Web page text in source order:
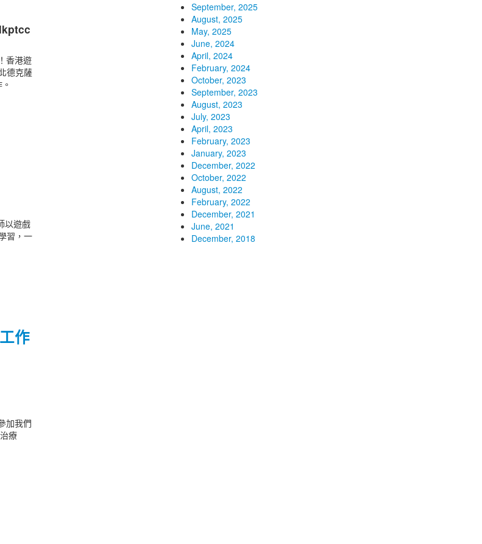
香港遊
德克薩
以遊戲
習，一
作
加我們
療
September, 2025
August, 2025
May, 2025
June, 2024
April, 2024
February, 2024
October, 2023
September, 2023
August, 2023
July, 2023
April, 2023
February, 2023
January, 2023
December, 2022
October, 2022
August, 2022
February, 2022
December, 2021
June, 2021
December, 2018